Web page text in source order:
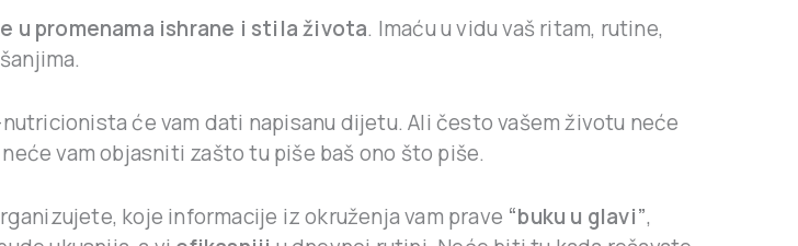
u promenama ishrane i stila života. Imaću u vidu vaš ritam, rutine,
će vam dati napisanu dijetu. Ali često vašem životu neće
vam objasniti zašto tu piše baš ono što piše.
koje informacije iz okruženja vam prave “buku u glavi”,